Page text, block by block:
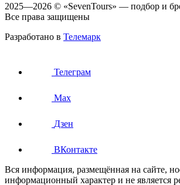
2025—2026 © «SevenTours» — подбор и
Все права защищены
Разработано в Телемарк
Телеграм
Max
Дзен
ВКонтакте
Вся информация, размещённая на сайте,
информационный характер и не является